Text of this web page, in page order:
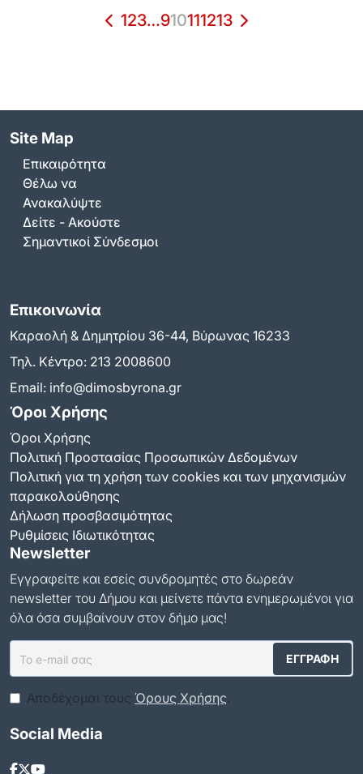
123…910111213
Site Map
Επικαιρότητα
Θέλω να
Ανακαλύψτε
Δείτε - Ακούστε
Σημαντικοί Σύνδεσμοι
Επικοινωνία
Καραολή & Δημητρίου 36-44, Βύρωνας 16233
Τηλ. Κέντρο: 213 2008600
Email: info@dimosbyrona.gr
Όροι Χρήσης
Όροι Χρήσης
Πολιτική Προστασίας Προσωπικών Δεδομένων
Πολιτική για τη χρήση των cookies και των μηχανισμών
παρακολούθησης
Δήλωση προσβασιμότητας
Ρυθμίσεις Ιδιωτικότητας
Newsletter
Εγγραφείτε και εσείς συνδρομητές στο δωρεάν
newsletter του Δήμου και μείνετε πάντα ενημερωμένοι για
όλα όσα συμβαίνουν στον δήμο μας!
Αποδέχομαι τους Όρους Χρήσης.
Social Media